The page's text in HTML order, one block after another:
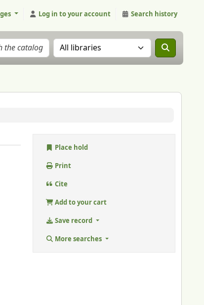
Log in to your account Search history
Search the catalog in:
Place hold
Print
Cite
Add to your cart
Save record
More searches